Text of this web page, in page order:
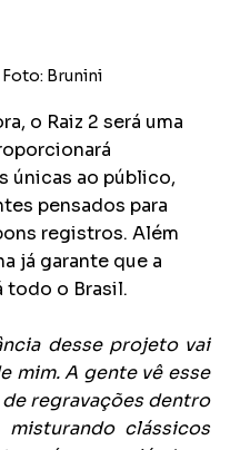
Foto: Brunini
o Raiz 2 será uma
únicas ao público,
pensados para
registros. Além
já garante que a
todo o Brasil.
desse projeto vai
mim. A gente vê esse
regravações dentro
misturando clássicos